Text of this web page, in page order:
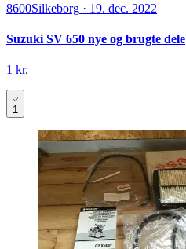
8600Silkeborg · 19. dec. 2022
Suzuki SV 650 nye og brugte dele
1 kr.
1